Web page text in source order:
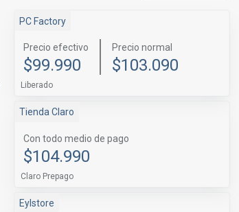
PC Factory
Precio efectivo
$99.990
Precio normal
$103.090
Liberado
Tienda Claro
Con todo medio de pago
$104.990
Claro Prepago
Eylstore